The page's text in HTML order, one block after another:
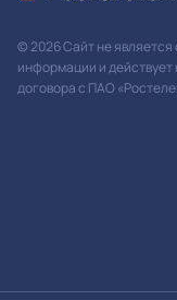
© 2026 Сайт не
информации и
договора с ПАО